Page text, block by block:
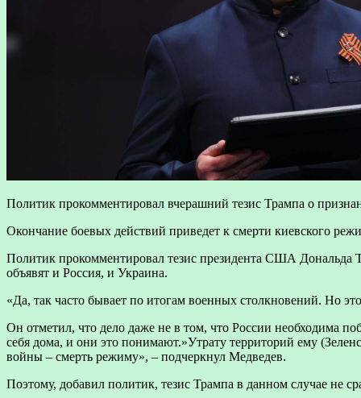
Политик прокомментировал вчерашний тезис Трампа о
Окончание боевых действий приведет к смерти киевского
Политик прокомментировал тезис президента США Дональда
объявят и Россия, и Украина.
«Да, так часто бывает по итогам военных столкновений. Но
Он отметил, что дело даже не в том, что России необходима
себя дома, и они это понимают.»Утрату территорий ему
войны – смерть режиму», – подчеркнул Медведев.
Поэтому, добавил политик, тезис Трампа в данном случае не